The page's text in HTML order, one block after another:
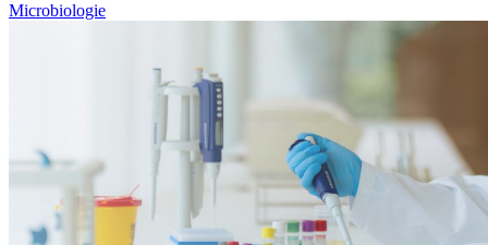
Microbiologie